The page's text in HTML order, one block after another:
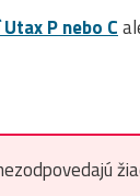
P nebo C